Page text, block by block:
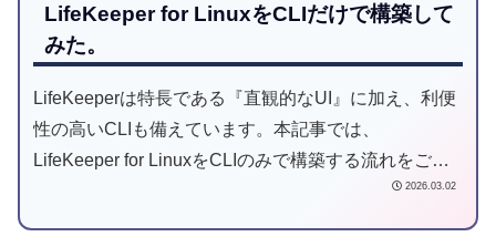
LifeKeeper for LinuxをCLIだけで構築して
みた。
LifeKeeperは特長である『直観的なUI』に加え、利便
性の高いCLIも備えています。本記事では、
LifeKeeper for LinuxをCLIのみで構築する流れをご紹
2026.03.02